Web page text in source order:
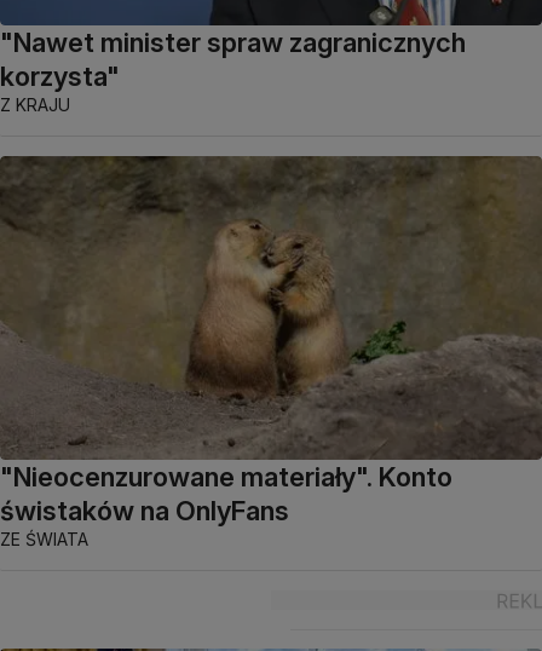
"Nawet minister spraw zagranicznych
korzysta"
Z KRAJU
"Nieocenzurowane materiały". Konto
świstaków na OnlyFans
ZE ŚWIATA